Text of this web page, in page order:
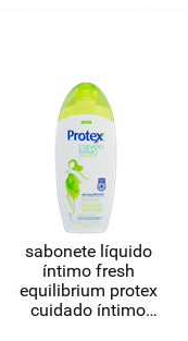
sabonete líquido
íntimo fresh
equilibrium protex
cuidado íntimo